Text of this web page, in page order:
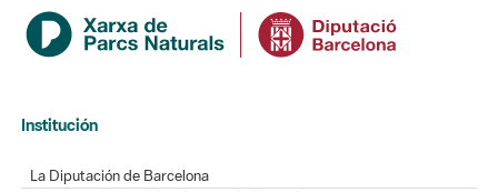
Institución
La Diputación de Barcelona